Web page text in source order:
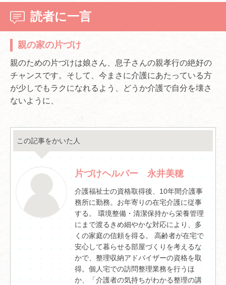
読者に一言
親の家の片づけ
親のための片づけは娘さん、息子さんの親孝行の絶好の
チャンスです。そして、今まさに介護にあたっている方
が少しでもラクになれるよう、どうか介護で自分を壊さ
ないように、
この記事をかいた人
片づけヘルパー 永井美穂
介護福祉士の資格取得後、10年間介護事
務所に勤務。お年寄りの在宅介護に従事
する。 環境整備・清潔保持から栄養管理
にまで渡るきめ細やかな対応により、多
くの家庭の信頼を得る。 高齢者が在宅で
安心して暮らせる部屋づくりを考えるな
かで、整理収納アドバイザーの資格を取
得。個人宅での訪問整理業務を行うほ
か、「介護者の気持ちがわかる整理の講